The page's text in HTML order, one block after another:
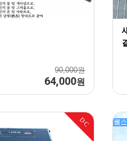
90,000원
64,000원
DC